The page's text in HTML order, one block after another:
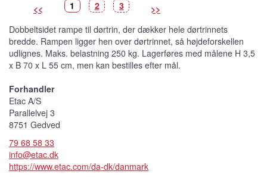
<< >>
B
i
e
d
e
1V
t
b
i
l
l
e
d
B
i
e
d
e
2 B
i
e
d
e
3
Dobbeltsidet rampe til dørtrin, der dækker hele dørtrinnets
bredde. Rampen ligger hen over dørtrinnet, så højdeforskellen
udlignes. Maks. belastning 250 kg. Lagerføres med målene H 3,5
x B 70 x L 55 cm, men kan bestilles efter mål.
Forhandler
Etac A/S
Parallelvej 3
8751 Gedved
79 68 58 33
info@etac.dk
https://www.etac.com/da-dk/danmark